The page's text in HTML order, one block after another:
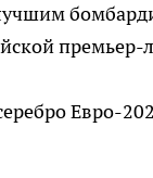
премьер-
Евро-